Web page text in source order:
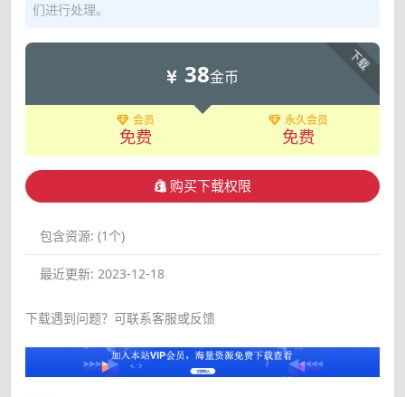
们进行处理。
下载
38金币
会员
免费
永久会员
免费
购买下载权限
包含资源: (1个)
最近更新: 2023-12-18
下载遇到问题？可联系客服或反馈